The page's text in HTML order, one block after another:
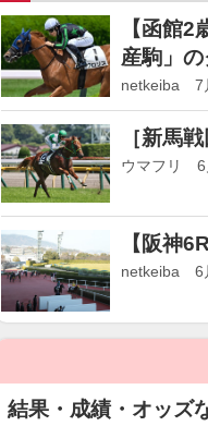
【函館
産駒」
netkeiba 7
［新馬
ウマフリ 6
【阪神
netkeiba 6
結果・成績・オッズ